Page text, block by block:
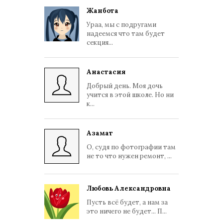
Жанбота
Ураа, мы с подругами
надеемся что там будет
секция...
Анастасия
Добрый день. Моя дочь
учится в этой школе. Но ни
к...
Азамат
О, судя по фотографии там
не то что нужен ремонт, ...
Любовь Александровна
Пусть всё будет, а нам за
это ничего не будет... П...